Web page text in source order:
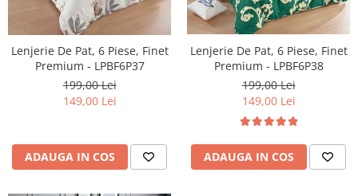
Lenjerie De Pat, 6 Piese, Finet
Premium - LPBF6P37
199,00 Lei
149,00 Lei
ADAUGA IN COS
Lenjerie De Pat, 6 Piese, Finet
Premium - LPBF6P38
199,00 Lei
149,00 Lei
ADAUGA IN COS